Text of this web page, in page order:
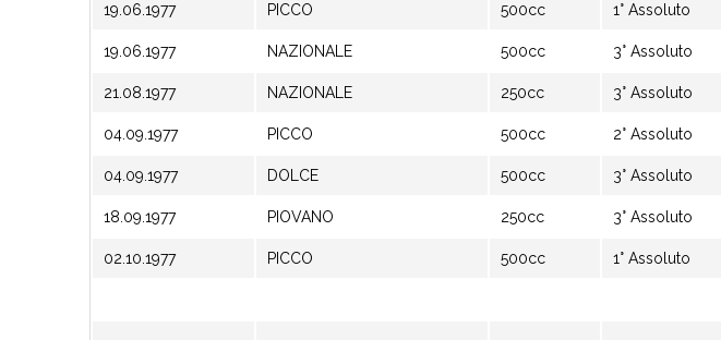
19.06.1977 PICCO 500cc 1° Assoluto
19.06.1977 NAZIONALE 500cc 3° Assoluto
21.08.1977 NAZIONALE 250cc 3° Assoluto
04.09.1977 PICCO 500cc 2° Assoluto
04.09.1977 DOLCE 500cc 3° Assoluto
18.09.1977 PIOVANO 250cc 3° Assoluto
02.10.1977 PICCO 500cc 1° Assoluto